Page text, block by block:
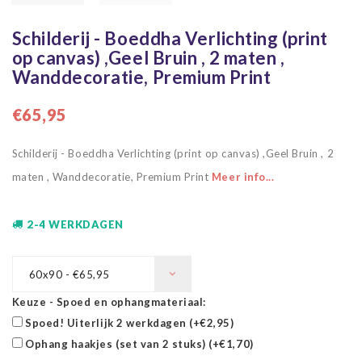
Schilderij - Boeddha Verlichting (print
op canvas) ,Geel Bruin , 2 maten ,
Wanddecoratie, Premium Print
€65,95
Schilderij - Boeddha Verlichting (print op canvas) ,Geel Bruin , 2
maten , Wanddecoratie, Premium Print Meer info...
2-4 WERKDAGEN
60x90 - €65,95
Keuze - Spoed en ophangmateriaal:
Spoed! Uiterlijk 2 werkdagen (+€2,95)
Ophang haakjes (set van 2 stuks) (+€1,70)